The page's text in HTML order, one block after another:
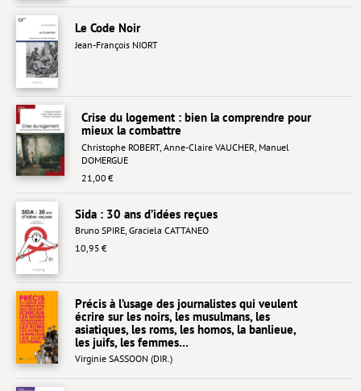
Idées Reçues
MiMed
MythO !
Actes de colloque
>> Livres numériques <<
AUTEURS
PARTENARIATS
CORPORATE
Le Code Noir
Jean-François NIORT
Crise du logement : bien la comprendre pour
mieux la combattre
Christophe ROBERT, Anne-Claire VAUCHER Manuel
DOMERGUE
21,00 €
Sida : 30 ans d’idées reçues
Bruno SPIRE, Graciela CATTANEO
10,95 €
Précis à l’usage des journalistes qui veulent
écrire sur les noirs, les musulmans, les
asiatiques, les roms, les homos, la banlieue,
les juifs, les femmes…
Virginie SASSOON (DIR.)